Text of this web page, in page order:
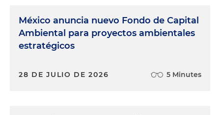
México anuncia nuevo Fondo de Capital
Ambiental para proyectos ambientales
estratégicos
28 DE JULIO DE 2026 5 Minutes